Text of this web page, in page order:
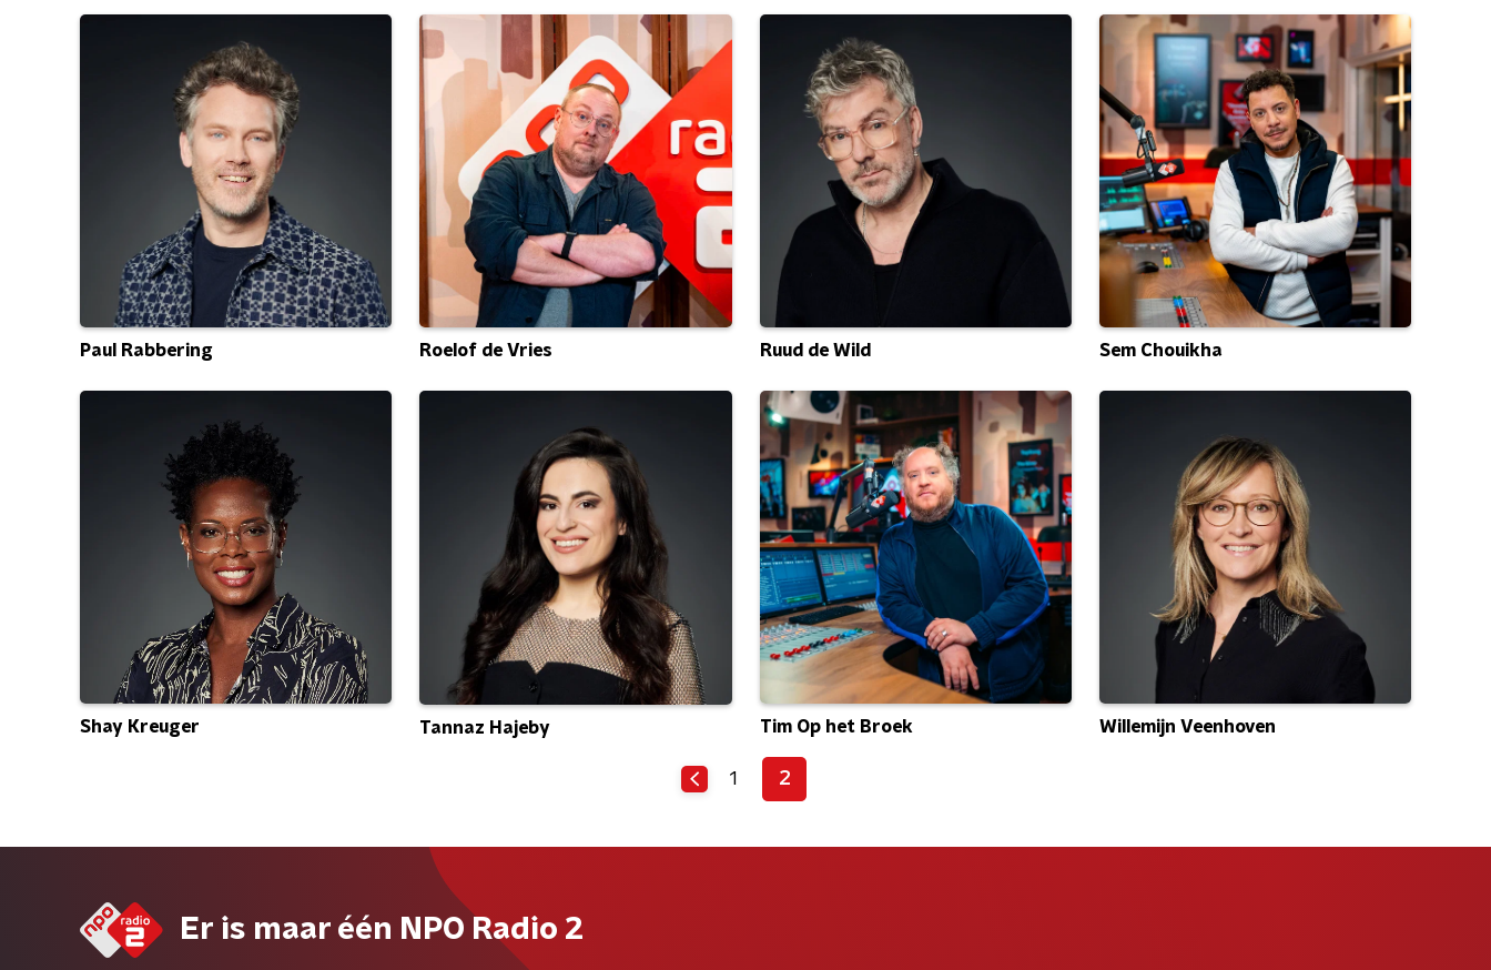
Paul Rabbering Roelof de Vries Ruud de Wild Sem Chouikha
Shay Kreuger Tannaz Hajeby Tim Op het Broek Willemijn Veenhoven
1 2
Er is maar één NPO Radio 2